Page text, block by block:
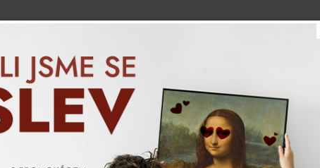
OBJEDNÁVCE A VYUŽIJTE NÁŠ
5% Z CELÉHO NÁKUPU.